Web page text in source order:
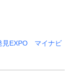
見EXPO マイナビ